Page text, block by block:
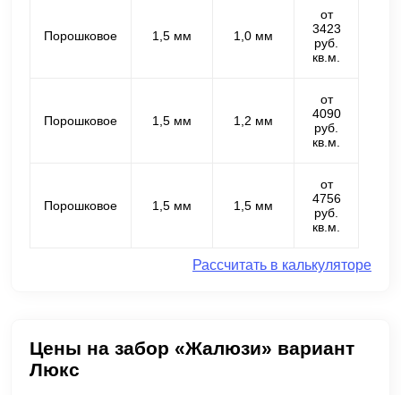
Порошковое 1,5 мм 1,0 мм
от
3423
руб.
кв.м.
Порошковое 1,5 мм 1,2 мм
от
4090
руб.
кв.м.
Порошковое 1,5 мм 1,5 мм
от
4756
руб.
кв.м.
Рассчитать в калькуляторе
Цены на забор «Жалюзи» вариант
Люкс